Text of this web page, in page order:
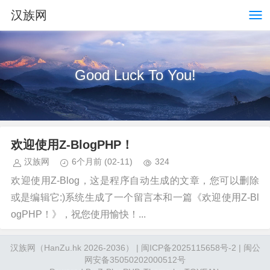
汉族网
Good Luck To You!
欢迎使用Z-BlogPHP！
汉族网 6个月前 (02-11) 324
欢迎使用Z-Blog，这是程序自动生成的文章，您可以删除
或是编辑它:)系统生成了一个留言本和一篇《欢迎使用Z-Bl
ogPHP！》，祝您使用愉快！...
汉族网（HanZu.hk 2026-2036） | 闽ICP备2025115658号-2 | 闽公
网安备35050202000512号